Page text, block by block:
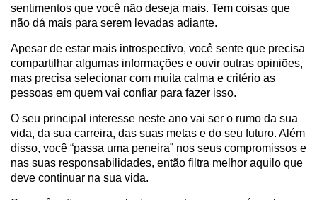
sentimentos que você não deseja mais. Tem coisas que
não dá mais para serem levadas adiante.
Apesar de estar mais introspectivo, você sente que precisa
compartilhar algumas informações e ouvir outras opiniões,
mas precisa selecionar com muita calma e critério as
pessoas em quem vai confiar para fazer isso.
O seu principal interesse neste ano vai ser o rumo da sua
vida, da sua carreira, das suas metas e do seu futuro. Além
disso, você “passa uma peneira” nos seus compromissos e
nas suas responsabilidades, então filtra melhor aquilo que
deve continuar na sua vida.